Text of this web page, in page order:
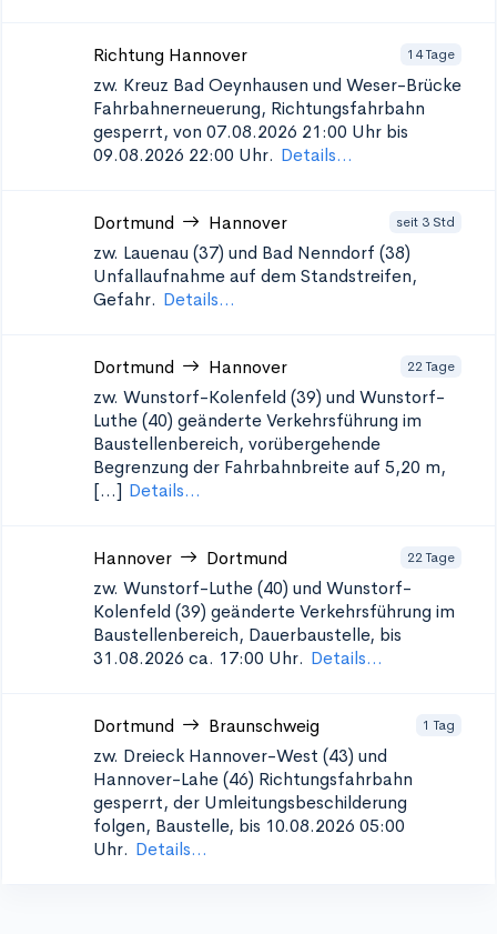
Richtung Hannover 14 Tage
zw. Kreuz Bad Oeynhausen und Weser-Brücke
Fahrbahnerneuerung, Richtungsfahrbahn
gesperrt, von 07.08.2026 21:00 Uhr bis
09.08.2026 22:00 Uhr. Details...
Dortmund Hannover seit 3 Std
zw. Lauenau (37) und Bad Nenndorf (38)
Unfallaufnahme auf dem Standstreifen,
Gefahr. Details...
Dortmund Hannover 22 Tage
zw. Wunstorf-Kolenfeld (39) und Wunstorf-
Luthe (40) geänderte Verkehrsführung im
Baustellenbereich, vorübergehende
Begrenzung der Fahrbahnbreite auf 5,20 m,
[...] Details...
Hannover Dortmund 22 Tage
zw. Wunstorf-Luthe (40) und Wunstorf-
Kolenfeld (39) geänderte Verkehrsführung im
Baustellenbereich, Dauerbaustelle, bis
31.08.2026 ca. 17:00 Uhr. Details...
Dortmund Braunschweig 1 Tag
zw. Dreieck Hannover-West (43) und
Hannover-Lahe (46) Richtungsfahrbahn
gesperrt, der Umleitungsbeschilderung
folgen, Baustelle, bis 10.08.2026 05:00
Uhr. Details...